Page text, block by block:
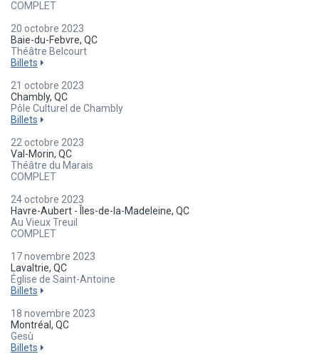
COMPLET
20 octobre 2023
Baie-du-Febvre, QC
Théâtre Belcourt
Billets
21 octobre 2023
Chambly, QC
Pôle Culturel de Chambly
Billets
22 octobre 2023
Val-Morin, QC
Théâtre du Marais
COMPLET
24 octobre 2023
Havre-Aubert - Îles-de-la-Madeleine, QC
Au Vieux Treuil
COMPLET
17 novembre 2023
Lavaltrie, QC
Église de Saint-Antoine
Billets
18 novembre 2023
Montréal, QC
Gesù
Billets